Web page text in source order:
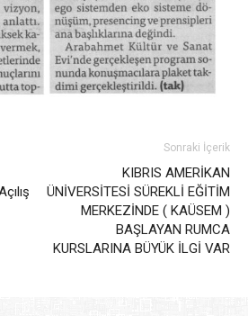
Sonraki İçerik
KIBRIS AMERİKAN
ÜNİVERSİTESİ SÜREKLİ EĞİTİM
MERKEZİNDE ( KAÜSEM )
BAŞLAYAN RUMCA
KURSLARINA BÜYÜK İLGİ VAR